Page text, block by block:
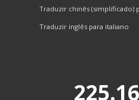
Traduzir chinês (simplificado)
Traduzir inglês para italiano